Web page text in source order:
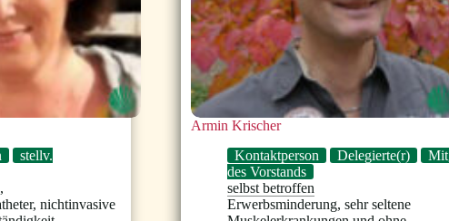
stellv.
,
, nichtinvasive
Armin Krischer
Kontaktperson
Delegierte(r)
des Vorstands
selbst betroffen
Erwerbsminderung,sehr seltene